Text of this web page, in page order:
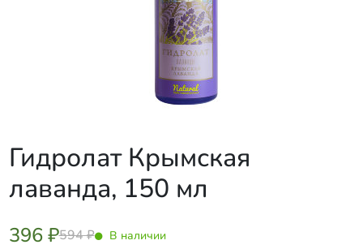
Гидролат Крымская
лаванда, 150 мл
396 ₽594 ₽ В наличии